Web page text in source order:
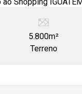
Shopping
pela Rua Augusto
Perez Hernandez.
Iguatemi Esplanada,
5.800m²
Terreno